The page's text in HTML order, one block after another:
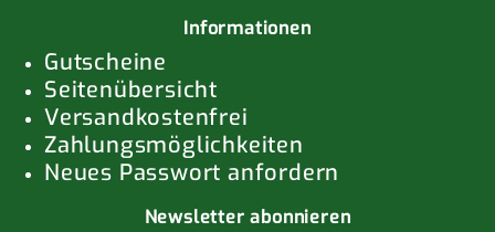
Informationen
Gutscheine
Seitenübersicht
Versandkostenfrei
Zahlungsmöglichkeiten
Neues Passwort anfordern
Newsletter abonnieren